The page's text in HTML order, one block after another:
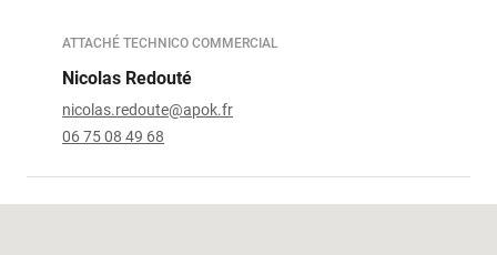
ATTACHÉ TECHNICO COMMERCIAL
Nicolas Redouté
nicolas.redoute@apok.fr
06 75 08 49 68